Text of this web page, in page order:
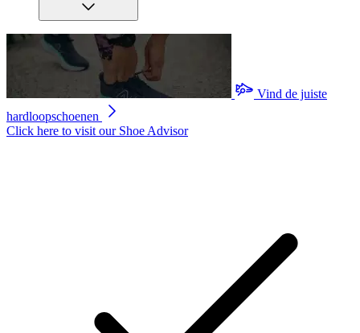
Vind de juiste
hardloopschoenen
Click here to visit our Shoe Advisor